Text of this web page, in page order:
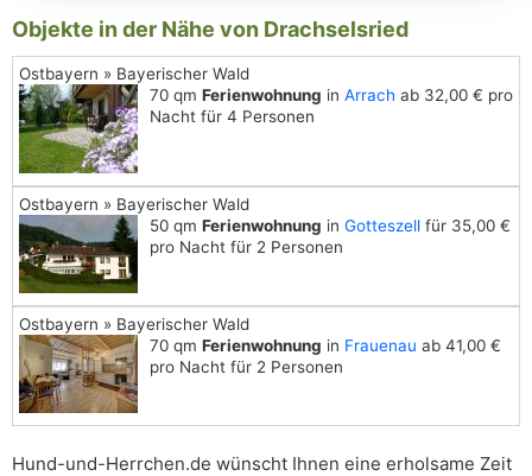
Objekte in der Nähe von Drachselsried
Ostbayern » Bayerischer Wald
70 qm Ferienwohnung in Arrach ab 32,00 € pro
Nacht für 4 Personen
Ostbayern » Bayerischer Wald
50 qm Ferienwohnung in Gotteszell für 35,00 €
pro Nacht für 2 Personen
Ostbayern » Bayerischer Wald
70 qm Ferienwohnung in Frauenau ab 41,00 €
pro Nacht für 2 Personen
Hund-und-Herrchen.de wünscht Ihnen eine erholsame Zeit